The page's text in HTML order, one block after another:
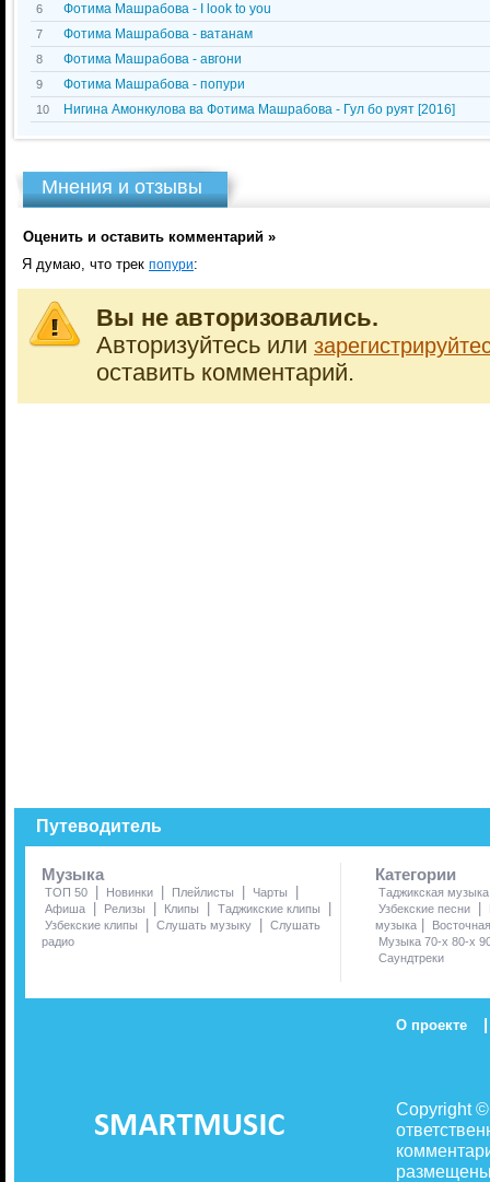
6 Фотима Машрабова - I look to you
7 Фотима Машрабова - ватанам
8 Фотима Машрабова - авгони
9 Фотима Машрабова - попури
10 Нигина Амонкулова ва Фотима Машрабова - Гул бо руят [2016]
Мнения и отзывы
Оценить и оставить комментарий »
Я думаю, что трек попури:
Вы не авторизовались.
Авторизуйтесь или
оставить комментарий.
Путеводитель
Музыка
ТОП 50 | Новинки | Плейлисты | Чарты |
Афиша | Релизы | Клипы | Таджикские клипы |
Узбекские клипы | Слушать музыку | Слушать
радио
Категории
Таджикская музыка
Узбекские песни
|
музыка |
Музыка 70-х 80-х
Саундтреки
О проекте |
Copyright
размещены